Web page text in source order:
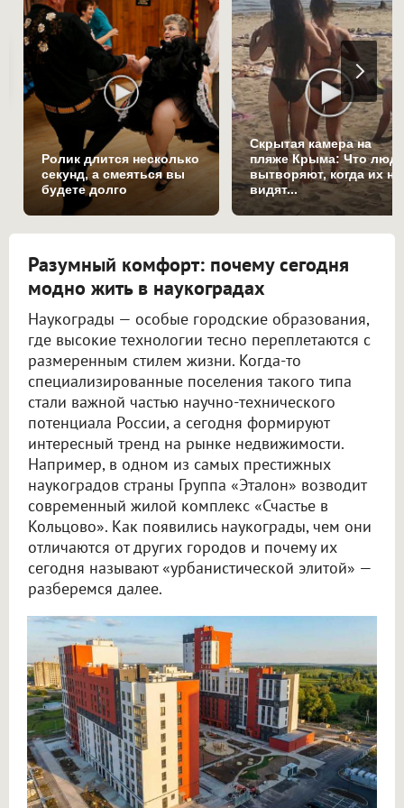
Ролик длится несколько
секунд, а смеяться вы
будете долго
Скрытая камера на
пляже Крыма: Что
вытворяют, когда их не
видят...
Разумный комфорт: почему сегодня
модно жить в наукоградах
Наукограды — особые городские образования,
где высокие технологии тесно переплетаются с
размеренным стилем жизни. Когда-то
специализированные поселения такого типа
стали важной частью научно-технического
потенциала России, а сегодня формируют
интересный тренд на рынке недвижимости.
Например, в одном из самых престижных
наукоградов страны Группа «Эталон» возводит
современный жилой комплекс «Счастье в
Кольцово». Как появились наукограды, чем они
отличаются от других городов и почему их
сегодня называют «урбанистической элитой» —
разберемся далее.